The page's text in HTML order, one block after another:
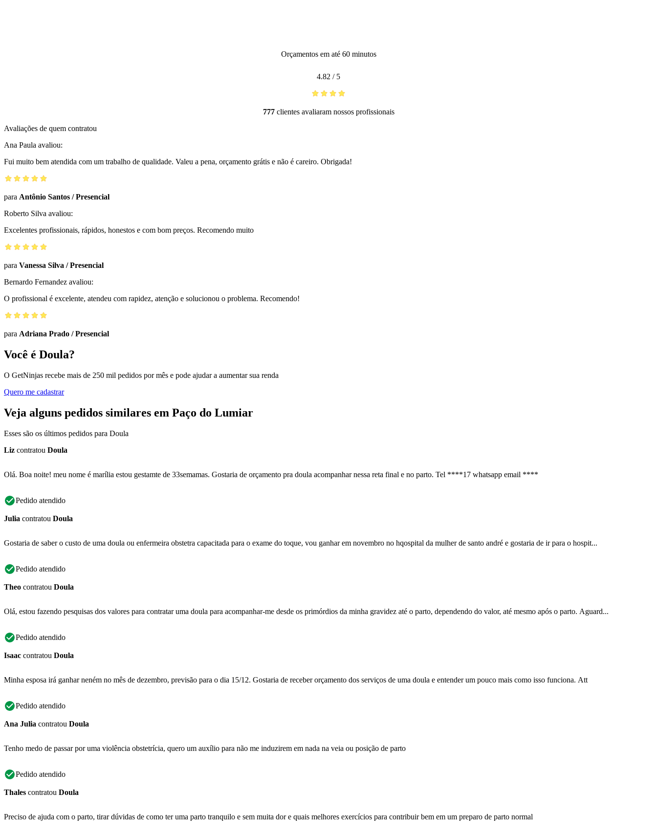
Orçamentos em até 60 minutos
4.82 / 5
777clientes avaliaram nossos profissionais
Avaliações de quem contratou
Ana Paula avaliou:
Fui muito bem atendida com um trabalho de qualidade. Valeu a pena, orçamento grátis e não é careiro. Obrigada!
para Antônio Santos /Presencial
Roberto Silva avaliou:
Excelentes profissionais, rápidos, honestos e com bom preços. Recomendo muito
para Vanessa Silva /Presencial
Bernardo Fernandez avaliou:
O profissional é excelente, atendeu com rapidez, atenção e solucionou o problema. Recomendo!
para Adriana Prado /Presencial
Você é Doula?
O GetNinjas recebe mais de 250 mil pedidos por mês e pode ajudar a aumentar sua renda
Quero me cadastrar
Veja alguns pedidos similares em Paço do Lumiar
Esses são os últimos pedidos para Doula
Liz contratou Doula
Olá. Boa noite! meu nome é marília estou gestamte de 33semamas. Gostaria de orçamento pra doula acompanhar nessa reta final e no parto. Tel ****17 whatsapp email ****
Pedido atendido
Julia contratou Doula
Gostaria de saber o custo de uma doula ou enfermeira obstetra capacitada para o exame do toque, vou ganhar em novembro no hqospital da mulher de santo andré e gostaria de ir para o hospit...
Pedido atendido
Theo contratou Doula
Olá, estou fazendo pesquisas dos valores para contratar uma doula para acompanhar-me desde os primórdios da minha gravidez até o parto, dependendo do valor, até mesmo após o parto. Aguard...
Pedido atendido
Isaac contratou Doula
Minha esposa irá ganhar neném no mês de dezembro, previsão para o dia 15/12. Gostaria de receber orçamento dos serviços de uma doula e entender um pouco mais como isso funciona. Att
Pedido atendido
Ana Julia contratou Doula
Tenho medo de passar por uma violência obstetrícia, quero um auxílio para não me induzirem em nada na veia ou posição de parto
Pedido atendido
Thales contratou Doula
Preciso de ajuda com o parto, tirar dúvidas de como ter uma parto tranquilo e sem muita dor e quais melhores exercícios para contribuir bem em um preparo de parto normal